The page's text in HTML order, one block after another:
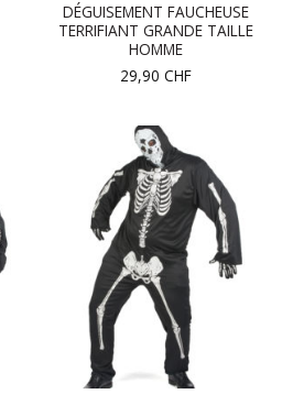
DÉGUISEMENT FAUCHEUSE
TERRIFIANT GRANDE TAILLE
HOMME
29,90 CHF